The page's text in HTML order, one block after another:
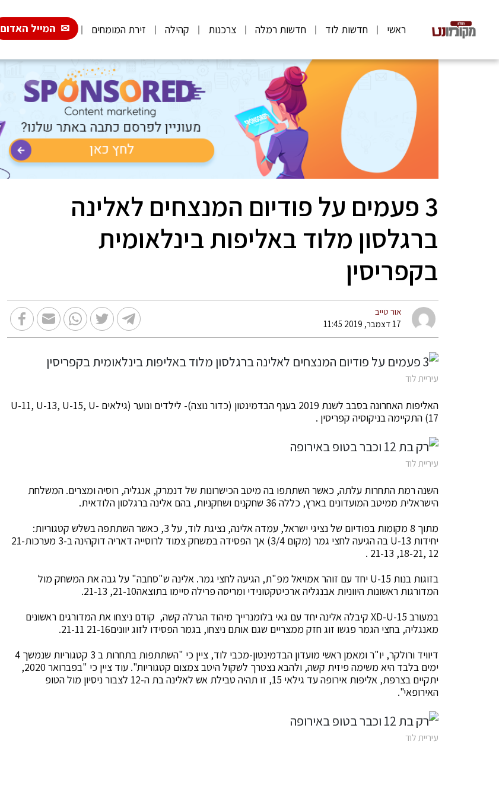
ראשי חדשות לוד חדשות רמלה צרכנות קהילה זירת המומחים המייל האדום
3 פעמים על פודיום המנצחים לאלינה
ברגלסון מלוד באליפות בינלאומית
בקפריסין
אור טייב
17 דצמבר, 2019 11:45
עיריית לוד
האליפות האחרונה בסבב לשנת 2019 בענף הבדמינטון (כדור נוצה)- לילדים ונוער (גילאים U-11, U-13, U-15, U-
17) התקיימה בניקוסיה קפריסין .
עיריית לוד
השנה רמת התחרות עלתה, כאשר השתתפו בה מיטב הכישרונות של דנמרק, אנגליה, רוסיה ומצרים. המשלחת
הישראלית ממיטב המועדונים בארץ, כללה 36 שחקנים ושחקניות, בהם אלינה ברגלסון הלודאית.
מתוך 8 מקומות בפודיום של נציגי ישראל, עמדה אלינה, נציגת לוד, על 3, כאשר השתתפה בשלש קטגוריות:
יחידות U-13 בה הגיעה לחצי גמר (מקום 3/4) אך הפסידה במשחק צמוד לרוסייה דאריה דוקהינה ב-3 מערכות21-
12 ,18-21, 21-13 .
בזוגות בנות U-15 יחד עם זוהר אמויאל מפ"ת, הגיעה לחצי גמר. אלינה ש"סחבה" על גבה את המשחק מול
המדורגות ראשונות היווניות אבנגליה ארכיטקטונידי ומריסה פרילה סיימו בתוצאה21-10, 21-13.
במעורב XD-U-15 קיבלה אלינה יחד עם גאי בלומנרייך מיהוד הגרלה קשה, קודם ניצחו את המדורגים ראשונים
מאנגליה, בחצי הגמר פגשו זוג חזק ממצריים שגם אותם ניצחו, בגמר הפסידו לזוג יוונים21-16 21-11.
דיוויד ורולקר, יו"ר ומאמן ראשי מועדון הבדמינטון-מכבי לוד, ציין כי "השתתפות בתחרות ב 3 קטגוריות שנמשך 4
ימים בלבד היא משימה פיזית קשה, ולהבא נצטרך לשקול היטב צמצום קטגוריות". עוד ציין כי "בפברואר 2020,
יתקיים בצרפת, אליפות אירופה עד גילאי 15, זו תהיה טבילת אש לאלינה בת ה-12 לצבור ניסיון מול הטופ
האירופאי".
עיריית לוד